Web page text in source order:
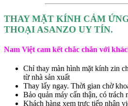
THAY MẶT KÍNH CẢM
THOẠI ASANZO UY TÍN.
Nam Việt cam kết chắc chắn với
Chỉ thay màn hình mặt kính zin
từ nhà sản xuất
Thay lấy ngay. Thời gian chờ
Bảo quản máy cẩn thận, có trách
Khách hàng xem trực tiếp nhân